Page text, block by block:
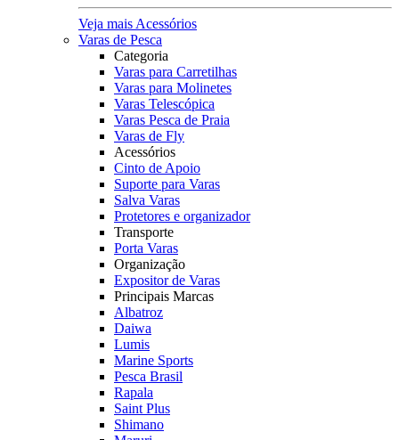
Veja mais Acessórios
Varas de Pesca
Categoria
Varas para Carretilhas
Varas para Molinetes
Varas Telescópica
Varas Pesca de Praia
Varas de Fly
Acessórios
Cinto de Apoio
Suporte para Varas
Salva Varas
Protetores e organizador
Transporte
Porta Varas
Organização
Expositor de Varas
Principais Marcas
Albatroz
Daiwa
Lumis
Marine Sports
Pesca Brasil
Rapala
Saint Plus
Shimano